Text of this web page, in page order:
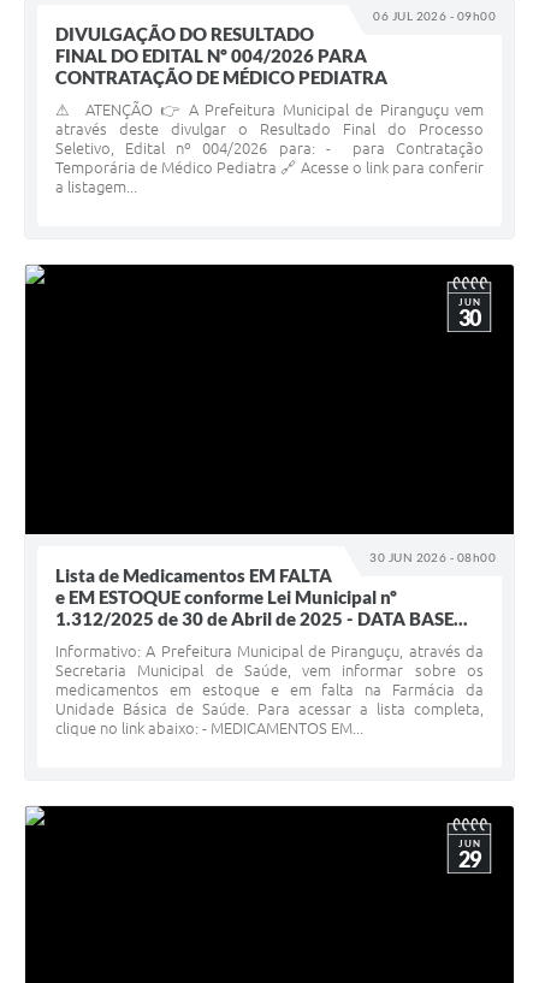
06 JUL 2026 - 09h00
DIVULGAÇÃO DO RESULTADO
FINAL DO EDITAL Nº 004/2026 PARA
CONTRATAÇÃO DE MÉDICO PEDIATRA
⚠ ATENÇÃO 👉 A Prefeitura Municipal de Piranguçu vem
através deste divulgar o Resultado Final do Processo
Seletivo, Edital nº 004/2026 para: - para Contratação
Temporária de Médico Pediatra 🔗 Acesse o link para conferir
a listagem...
30 JUN 2026 - 08h00
JUN
30
Lista de Medicamentos EM FALTA
e EM ESTOQUE conforme Lei Municipal nº
1.312/2025 de 30 de Abril de 2025 - DATA BASE...
Informativo: A Prefeitura Municipal de Piranguçu, através da
Secretaria Municipal de Saúde, vem informar sobre os
medicamentos em estoque e em falta na Farmácia da
Unidade Básica de Saúde. Para acessar a lista completa,
clique no link abaixo: - MEDICAMENTOS EM...
JUN
29